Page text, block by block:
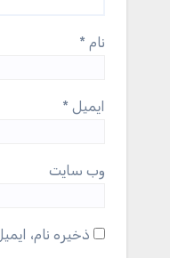
نام *
ایمیل *
وب‌ سایت
ذخیره نام،